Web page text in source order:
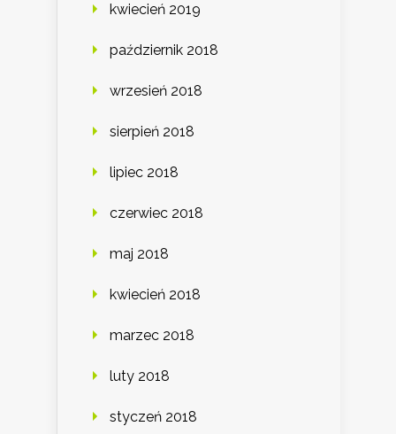
kwiecień 2019
październik 2018
wrzesień 2018
sierpień 2018
lipiec 2018
czerwiec 2018
maj 2018
kwiecień 2018
marzec 2018
luty 2018
styczeń 2018